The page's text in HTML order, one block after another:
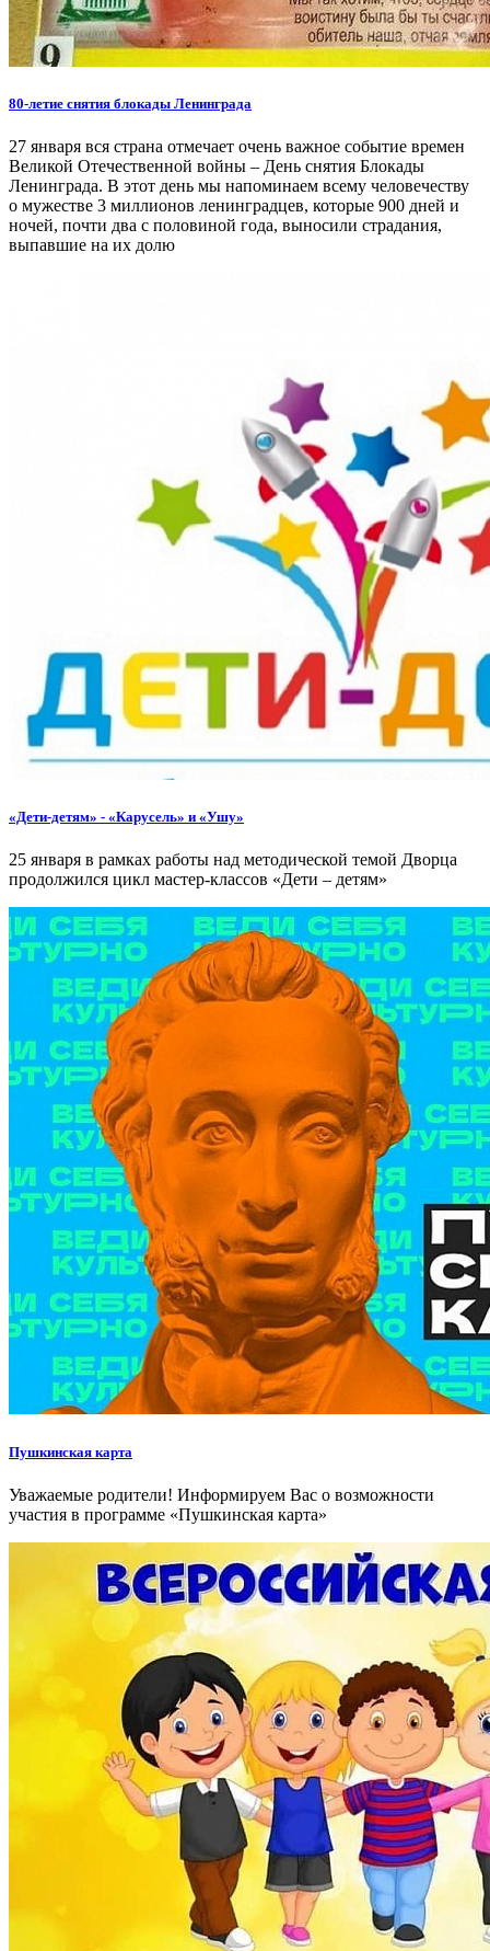
80-летие снятия блокады Ленинграда
27 января вся страна отмечает очень важное событие времен
Великой Отечественной войны – День снятия Блокады
Ленинграда. В этот день мы напоминаем всему человечеству
о мужестве 3 миллионов ленинградцев, которые 900 дней и
ночей, почти два с половиной года, выносили страдания,
выпавшие на их долю
«Дети-детям» - «Карусель» и «Ушу»
25 января в рамках работы над методической темой Дворца
продолжился цикл мастер-классов «Дети – детям»
Пушкинская карта
Уважаемые родители! Информируем Вас о возможности
участия в программе «Пушкинская карта»